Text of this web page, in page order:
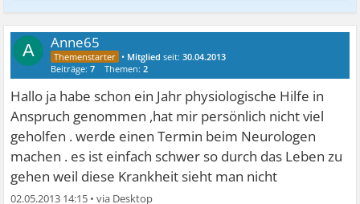
A Anne65
• Mitglied seit:30.04.2013
Beiträge:7 Themen:2
Hallo ja habe schon ein Jahr physiologische Hilfe in
Anspruch genommen ,hat mir persönlich nicht viel
geholfen . werde einen Termin beim Neurologen
machen . es ist einfach schwer so durch das Leben zu
gehen weil diese Krankheit sieht man nicht
02.05.2013 14:15 •